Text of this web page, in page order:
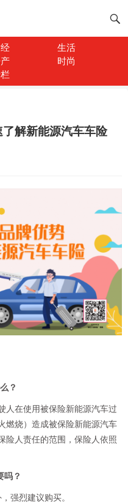
生活
时尚
解新能源汽车车险
？
人在使用被保险新能源汽车过
燃烧）造成被保险新能源汽车
险人责任的范围，保险人依照
吗？
强烈建议购买。